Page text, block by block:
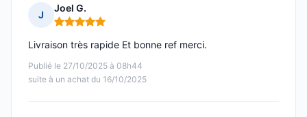
J
Joel G.
Note : 5 sur 5
Publié le 27/10/2025 à 08h44
suite à un achat du 16/10/2025
Livraison très rapide Et bonne ref merci.